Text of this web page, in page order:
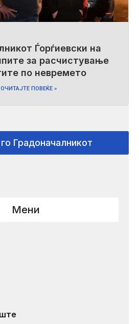
Ѓорѓиевски на
за расчистување
по невремето
ПОВЕЌЕ »
Градоначалникот
Мени